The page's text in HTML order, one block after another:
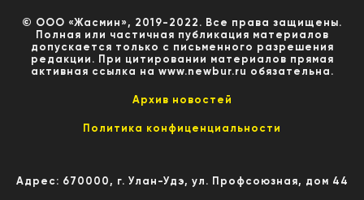
© ООО «Жасмин», 2019-2022. Все права защищены.
Полная или частичная публикация материалов
допускается только с письменного разрешения
редакции. При цитировании материалов прямая
активная ссылка на www.newbur.ru обязательна.
Архив новостей
Политика конфиценциальности
Адрес: 670000, г. Улан-Удэ, ул. Профсоюзная, дом 44